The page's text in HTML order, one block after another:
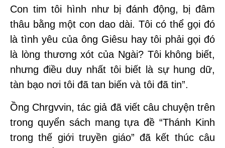
Con tim tôi hình như bị đánh động, bị đâm
thâu bằng một con dao dài. Tôi có thể gọi đó
là tình yêu của ông Giêsu hay tôi phải gọi đó
là lòng thương xót của Ngài? Tôi không biết,
nhưng điều duy nhất tôi biết là sự hung dữ,
tàn bạo nơi tôi đã tan biến và tôi đã tin”.
Ồng Chrgvvin, tác giả đã viết câu chuyện trên
trong quyển sách mang tựa đề “Thánh Kinh
trong thế giới truyền giáo” đã kết thúc câu